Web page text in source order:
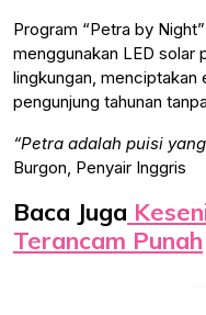
Program “Petra by
menggunakan LED solar
lingkungan,
pengunjung tahunan
“Petra adalah puisi
Burgon, Penyair Inggris
Baca Juga
Terancam Punah